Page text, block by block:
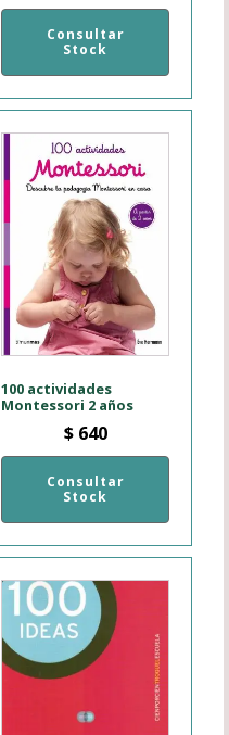
Consultar
Stock
100 actividades
Montessori 2 años
$640
Consultar
Stock